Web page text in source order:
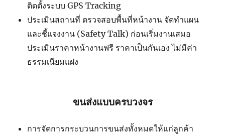
ติดตั้งระบบ GPS Tracking
ประเมินสถานที่ ตรวจสอบพื้นที่หน้างาน จัดทำแผน
และชี้แจงงาน (Safety Talk) ก่อนเริ่มงานเสมอ
ประเมินราคาหน้างานฟรี ราคาเป็นกันเอง ไม่มีค่า
ธรรมเนียมแฝง
ขนส่งแบบครบวงจร
การจัดการกระบวนการขนส่งทั้งหมดให้แก่ลูกค้า